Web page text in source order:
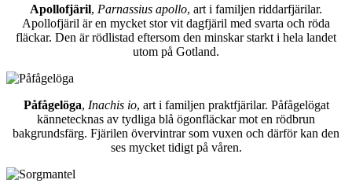
Apollofjäril, Parnassius apollo, art i familjen riddarfjärilar.
Apollofjäril är en mycket stor vit dagfjäril med svarta och röda
fläckar. Den är rödlistad eftersom den minskar starkt i hela landet
utom på Gotland.
Påfågelöga, Inachis io, art i familjen praktfjärilar. Påfågelögat
kännetecknas av tydliga blå ögonfläckar mot en rödbrun
bakgrundsfärg. Fjärilen övervintrar som vuxen och därför kan den
ses mycket tidigt på våren.